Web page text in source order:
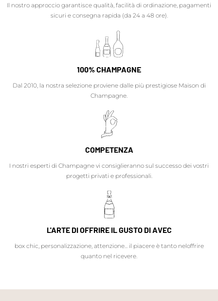
Il nostro approccio garantisce qualità, facilità di ordinazione, pagamenti
sicuri e consegna rapida (da 24 a 48 ore).
100% CHAMPAGNE
Dal 2010, la nostra selezione proviene dalle più prestigiose Maison di
Champagne.
COMPETENZA
I nostri esperti di Champagne vi consiglieranno sul successo dei vostri
progetti privati e professionali.
L'ARTE DI OFFRIRE IL GUSTO DI AVEC
box chic, personalizzazione, attenzione... il piacere è tanto neloffrire
quanto nel ricevere.